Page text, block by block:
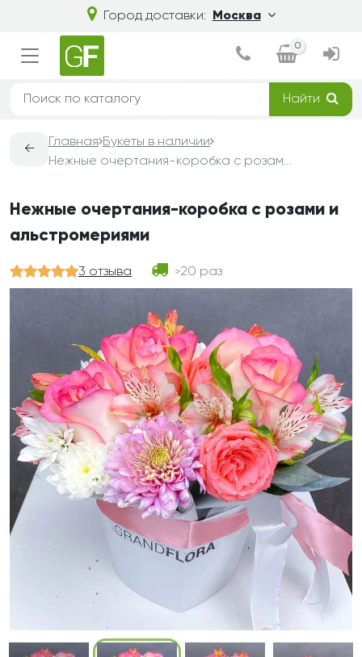
Город доставки: Москва
0
Найти
←
Главная Букеты в наличии
Нежные очертания-коробка с розами и альстромериями
Нежные очертания-коробка с розами и
альстромериями
3 отзыва >20 раз